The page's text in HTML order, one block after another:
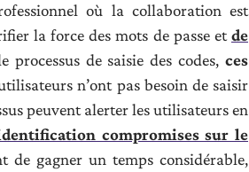
où la collaboration est
la force des mots de passe etde
processus de saisie des codes, ces
n’ont pas besoin de saisir
peuvent alerter les utilisateurs en
compromises sur le
de gagner un temps considérable,